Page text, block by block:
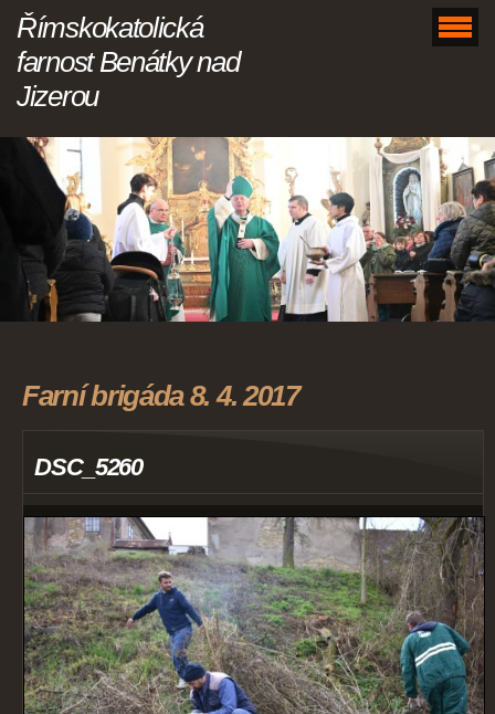
Římskokatolická
farnost Benátky nad
Jizerou
Farní brigáda 8. 4. 2017
DSC_5260